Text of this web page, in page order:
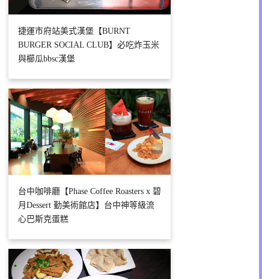
捷運市府站美式漢堡【BURNT
BURGER SOCIAL CLUB】必吃炸玉米
與櫛瓜bbsc漢堡
台中咖啡廳【Phase Coffee Roasters x 碧
月Dessert 勤美術館店】台中神等級流
心巴斯克蛋糕